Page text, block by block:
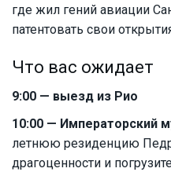
где жил гений авиации
патентовать свои
Что вас ожидает
9:00 — выезд из Рио
10:00 — Императорский
летнюю резиденцию
драгоценности и